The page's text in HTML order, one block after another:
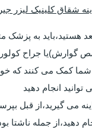
شقاق کلینیک لیزر
هستید،باید به
گوارش)یا جراح
شما کمک می کنند که
توانید انجام دهید
می گیرید،از قبل
دهید،از جمله ناشتا